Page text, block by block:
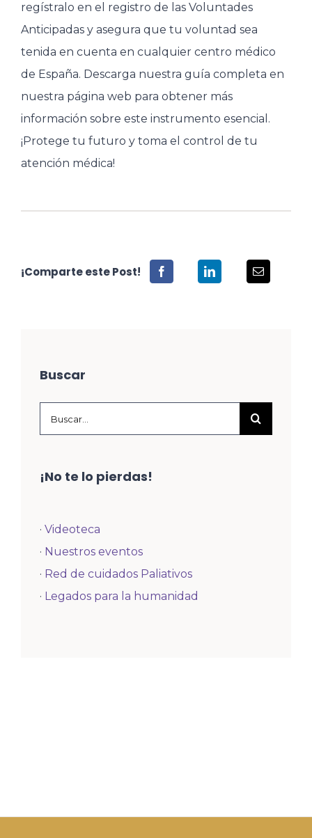
regístralo en el registro de las Voluntades
Anticipadas y asegura que tu voluntad sea
tenida en cuenta en cualquier centro médico
de España. Descarga nuestra guía completa en
nuestra página web para obtener más
información sobre este instrumento esencial.
¡Protege tu futuro y toma el control de tu
atención médica!
¡Comparte este Post!
Buscar
¡No te lo pierdas!
·Videoteca
· Nuestros eventos
· Red de cuidados Paliativos
· Legados para la humanidad